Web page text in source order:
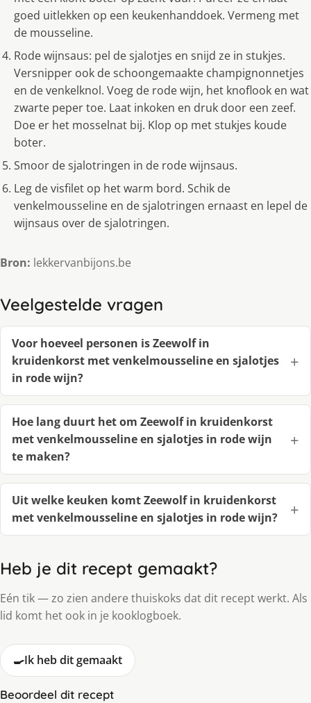
goed uitlekken op een keukenhanddoek. Vermeng met
de mousseline.
Rode wijnsaus: pel de sjalotjes en snijd ze in stukjes.
Versnipper ook de schoongemaakte champignonnetjes
en de venkelknol. Voeg de rode wijn, het knoflook en wat
zwarte peper toe. Laat inkoken en druk door een zeef.
Doe er het mosselnat bij. Klop op met stukjes koude
boter.
Smoor de sjalotringen in de rode wijnsaus.
Leg de visfilet op het warm bord. Schik de
venkelmousseline en de sjalotringen ernaast en lepel de
wijnsaus over de sjalotringen.
Bron: lekkervanbijons.be
Veelgestelde vragen
Voor hoeveel personen is Zeewolf in
kruidenkorst met venkelmousseline en sjalotjes
in rode wijn?
Hoe lang duurt het om Zeewolf in kruidenkorst
met venkelmousseline en sjalotjes in rode wijn
te maken?
Uit welke keuken komt Zeewolf in kruidenkorst
met venkelmousseline en sjalotjes in rode wijn?
Heb je dit recept gemaakt?
Eén tik — zo zien andere thuiskoks dat dit recept werkt. Als
lid komt het ook in je kooklogboek.
🍳Ik heb dit gemaakt
Beoordeel dit recept